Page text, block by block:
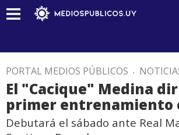
PORTAL MEDIOS PÚBLICOS .
El "Cacique" Medina
primer entrenamiento
Debutará el sábado ante Real